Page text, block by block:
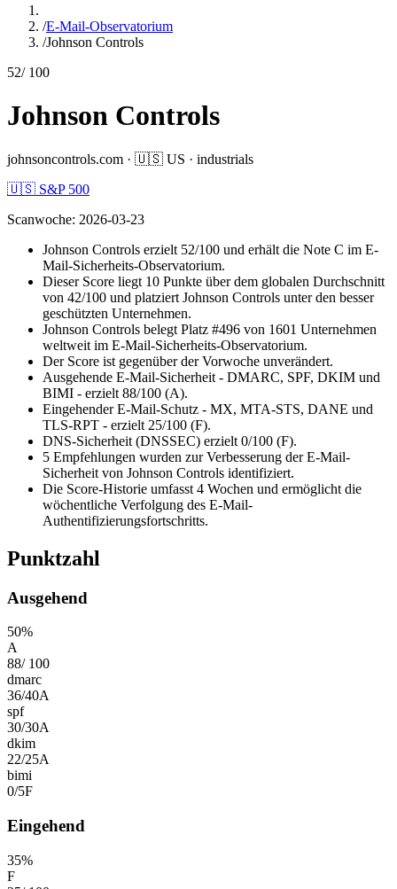
/E-Mail-Observatorium
/Johnson Controls
52/ 100
Johnson Controls
johnsoncontrols.com · 🇺🇸 US · industrials
🇺🇸 S&P 500
Scanwoche: 2026-03-23
Johnson Controls erzielt 52/100 und erhält die Note C im E-
Mail-Sicherheits-Observatorium.
Dieser Score liegt 10 Punkte über dem globalen Durchschnitt
von 42/100 und platziert Johnson Controls unter den besser
geschützten Unternehmen.
Johnson Controls belegt Platz #496 von 1601 Unternehmen
weltweit im E-Mail-Sicherheits-Observatorium.
Der Score ist gegenüber der Vorwoche unverändert.
Ausgehende E-Mail-Sicherheit - DMARC, SPF, DKIM und
BIMI - erzielt 88/100 (A).
Eingehender E-Mail-Schutz - MX, MTA-STS, DANE und
TLS-RPT - erzielt 25/100 (F).
DNS-Sicherheit (DNSSEC) erzielt 0/100 (F).
5 Empfehlungen wurden zur Verbesserung der E-Mail-
Sicherheit von Johnson Controls identifiziert.
Die Score-Historie umfasst 4 Wochen und ermöglicht die
wöchentliche Verfolgung des E-Mail-
Authentifizierungsfortschritts.
Punktzahl
Ausgehend
50%
A
88/ 100
dmarc
36/40A
spf
30/30A
dkim
22/25A
bimi
0/5F
Eingehend
35%
F